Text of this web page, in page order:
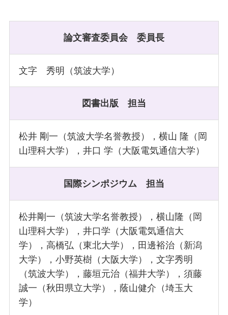
論文審査委員会 委員長
文字 秀明（筑波大学）
図書出版 担当
松井 剛一（筑波大学名誉教授），横山 隆（岡
山理科大学），井口 学（大阪電気通信大学）
国際シンポジウム 担当
松井剛一（筑波大学名誉教授），横山隆（岡
山理科大学），井口学（大阪電気通信大
学），高橋弘（東北大学），田邊裕治（新潟
大学），小野英樹（大阪大学），文字秀明
（筑波大学），藤垣元治（福井大学），須藤
誠一（秋田県立大学），蔭山健介（埼玉大
学）